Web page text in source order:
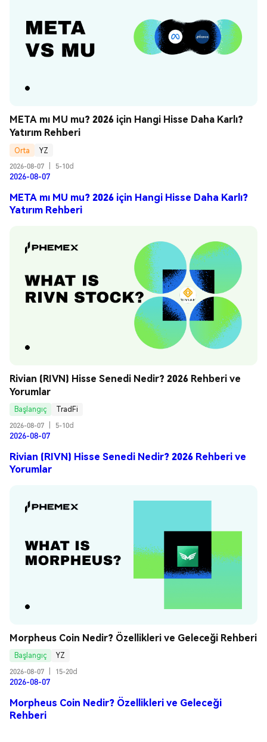
META mı MU mu? 2026 için Hangi Hisse Daha Karlı?
Yatırım Rehberi
Orta
YZ
2026-08-07
5-10d
2026-08-07
META mı MU mu? 2026 için Hangi Hisse Daha Karlı?
Yatırım Rehberi
Rivian (RIVN) Hisse Senedi Nedir? 2026 Rehberi ve
Yorumlar
Başlangıç
TradFi
2026-08-07
5-10d
2026-08-07
Rivian (RIVN) Hisse Senedi Nedir? 2026 Rehberi ve
Yorumlar
Morpheus Coin Nedir? Özellikleri ve Geleceği Rehberi
Başlangıç
YZ
2026-08-07
15-20d
2026-08-07
Morpheus Coin Nedir? Özellikleri ve Geleceği
Rehberi